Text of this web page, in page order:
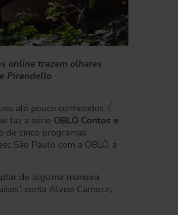
online trazem olhares
Pirandello
até pouco conhecidos. É
faz a série OBLÒ Contos e
de cinco programas
São Paulo com a OBLÒ, a
de alguma maneira
conta Alvise Camozzi,